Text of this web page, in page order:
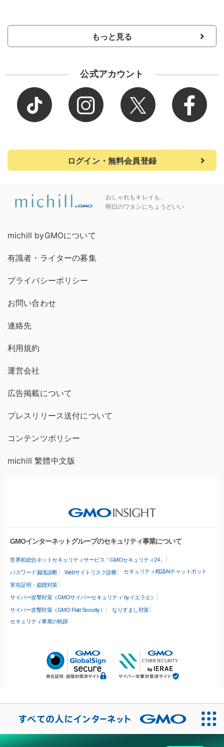
もっと見る
公式アカウント
ログイン・無料会員登録
おしゃれもキレイも、
明日のワタシにちょうどいい
michill byGMOについて
有識者・ライターの募集
プライバシーポリシー
お問い合わせ
連絡先
利用規約
運営会社
広告掲載について
プレスリリース送付について
コンテンツポリシー
michill 繁體中文版
GMOインターネットグループのセキュリティ事業について
世界初総合ネットセキュリティサービス「GMOセキュリティ24」
パスワード漏洩診断 Webサイトリスク診断 セキュリティ相談AIチャットボット
実在証明・盗聴対策
サイバー攻撃対策（GMOサイバーセキュリティ byイエラエ）
サイバー攻撃対策（GMO Flatt Security）
なりすまし対策
セキュリティ事業の軌跡